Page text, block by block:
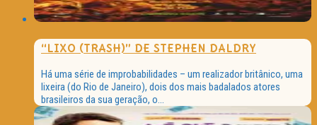
“LIXO (TRASH)” DE STEPHEN DALDRY
Há uma série de improbabilidades – um realizador britânico, uma
lixeira (do Rio de Janeiro), dois dos mais badalados atores
brasileiros da sua geração, o...